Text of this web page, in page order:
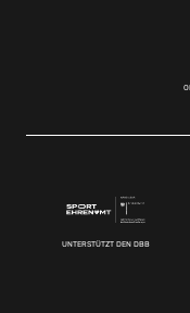
UNTERSTÜTZT DEN DBB